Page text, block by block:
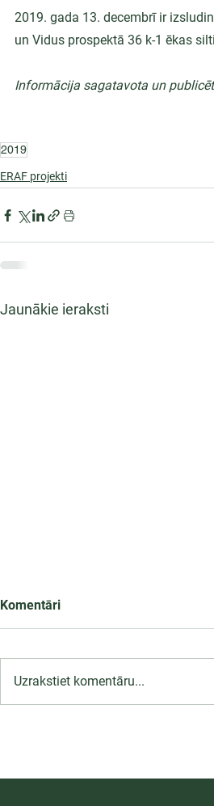
2019. gada 13. decembrī ir
un Vidus prospektā 36 k-1 ēkas
Informācija sagatavota un
2019
ERAF projekti
Jaunākie ieraksti
Komentāri
Uzrakstiet komentāru...